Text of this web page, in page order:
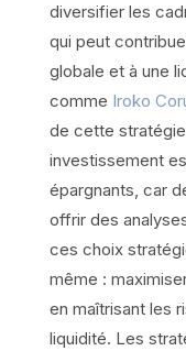
diversifier les
qui peut
globale et à une
comme Iroko
de cette
investissement
épargnants, car
offrir des
ces choix
même :
en maîtrisant les
liquidité. Les